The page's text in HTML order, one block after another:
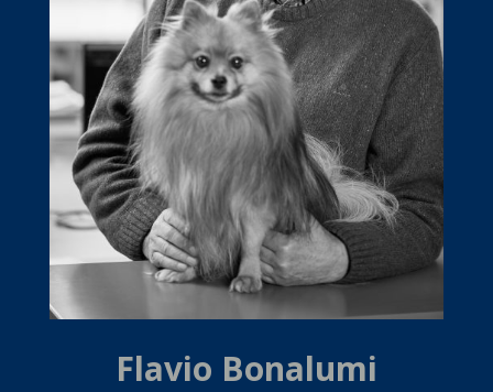
Flavio Bonalumi